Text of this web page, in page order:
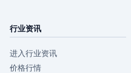
行业资讯
进入行业资讯
价格行情